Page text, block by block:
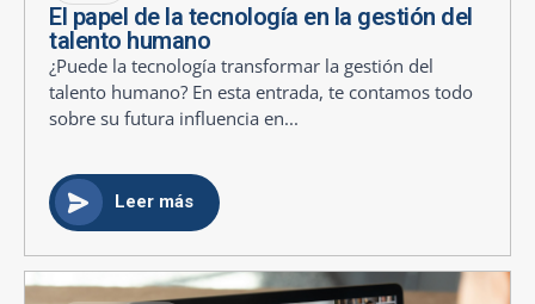
El papel de la tecnología en la gestión del
talento humano
¿Puede la tecnología transformar la gestión del
talento humano? En esta entrada, te contamos todo
sobre su futura influencia en...
Leer más